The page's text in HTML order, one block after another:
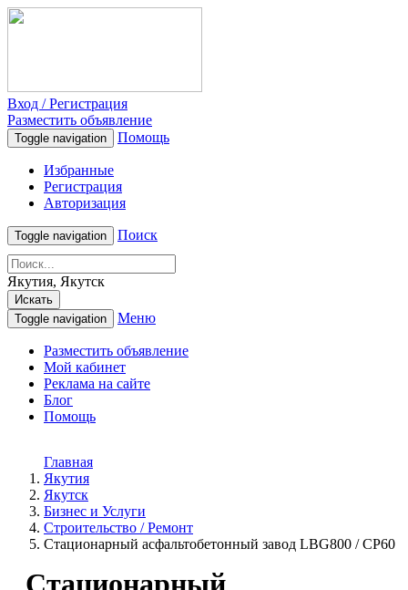
Вход / Регистрация
Разместить объявление
Toggle navigation Помощь
Избранные
Регистрация
Авторизация
Toggle navigation Поиск
Якутия, Якутск
Искать
Toggle navigation
Меню
Разместить объявление
Мой кабинет
Реклама на сайте
Блог
Помощь
Главная
Якутия
Якутск
Бизнес и Услуги
Строительство / Ремонт
Стационарный асфальтобетонный завод LBG800 / CP60